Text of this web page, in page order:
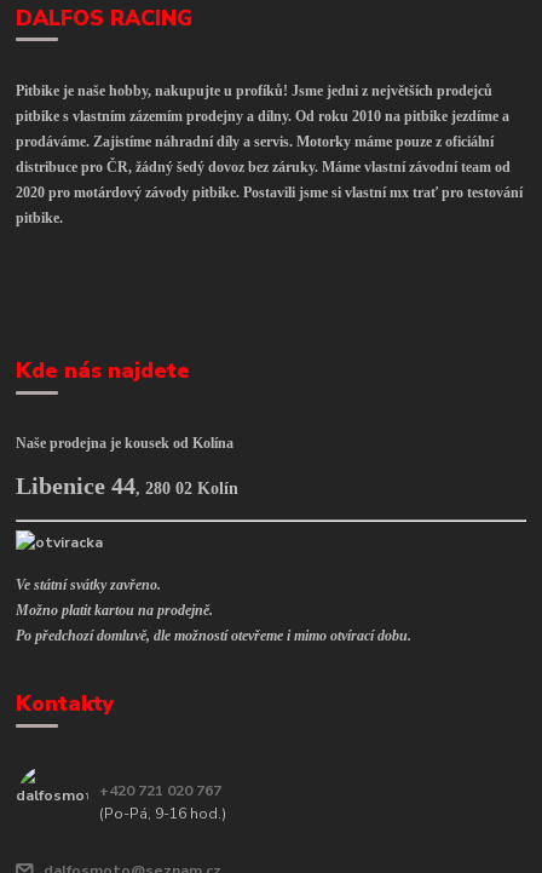
DALFOS RACING
Pitbike je naše hobby, nakupujte u profíků! Jsme jedni z největších prodejců
pitbike s vlastním zázemím prodejny a dílny. Od roku 2010 na pitbike jezdíme a
prodáváme. Zajistíme náhradní díly a servis. Motorky máme pouze z oficiální
distribuce pro ČR, žádný šedý dovoz bez záruky. Máme vlastní závodní team od
2020 pro motárdový závody pitbike. Postavili jsme si vlastní mx trať pro testování
pitbike.
Kde nás najdete
Naše prodejna je kousek od Kolína
Libenice 44,280 02 Kolín
Ve státní svátky zavřeno.
Možno platit kartou na prodejně.
Po předchozí domluvě, dle možností otevřeme i mimo otvírací dobu.
Kontakty
+420 721 020 767
(Po-Pá, 9-16 hod.)